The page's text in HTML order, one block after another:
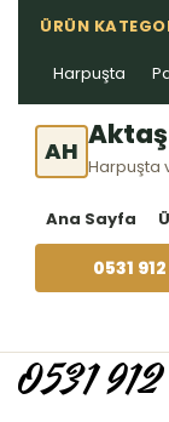
ÜRÜN
Harpuşta
AH
Harpuşta
Ana Sayfa
0531
0531